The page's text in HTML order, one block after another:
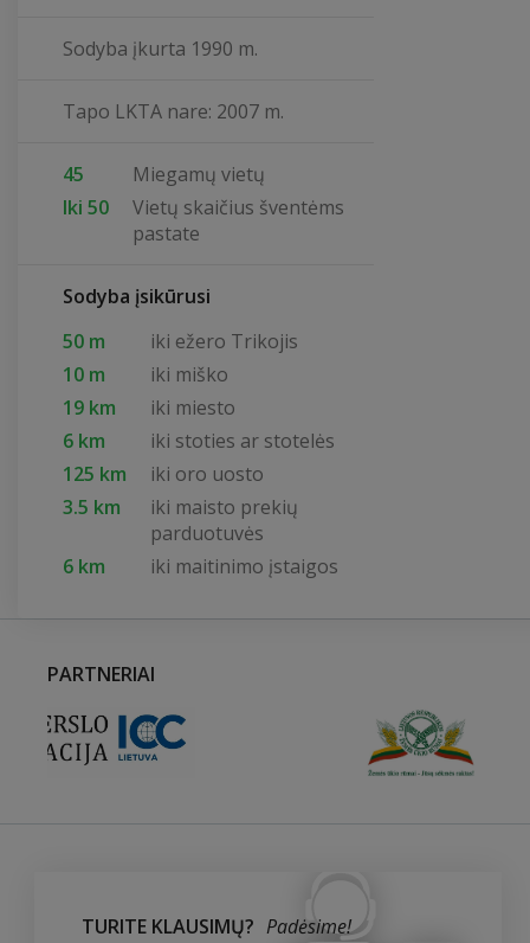
Sodyba įkurta 1990 m.
Tapo LKTA nare: 2007 m.
45
Miegamų vietų
Iki 50
Vietų skaičius šventėms
pastate
Sodyba įsikūrusi
50 m
iki ežero Trikojis
10 m
iki miško
19 km
iki miesto
6 km
iki stoties ar stotelės
125 km
iki oro uosto
3.5 km
iki maisto prekių
parduotuvės
6 km
iki maitinimo įstaigos
PARTNERIAI
TURITE KLAUSIMŲ? Padėsime!